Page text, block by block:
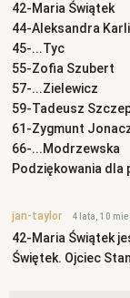
42-Maria Świątek
44-Aleksandra
45-...Tyc
55-Zofia Szubert
57-...Zielewicz
59-Tadeusz
61-Zygmunt
66-...Modrzewska
Podziękowania dla
jan-taylor 4 lata, 10
42-Maria Świątek
Świętek. Ojciec